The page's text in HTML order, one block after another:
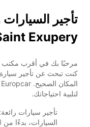
Exupery
مرحبًا بك في أقرب مكتب
كنت تبحث عن تأجير
لتلبية احتياجاتك.
تأجير سيارات
السيارات، بدءًا من